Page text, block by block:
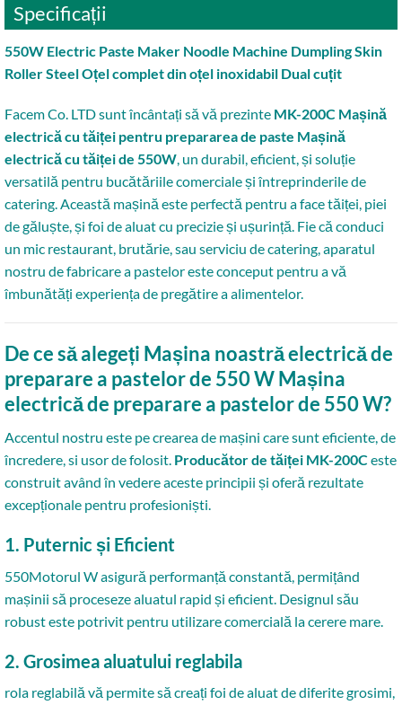
Specificații
550W Electric Paste Maker Noodle Machine Dumpling Skin
Roller Steel Oțel complet din oțel inoxidabil Dual cuțit
Facem Co. LTD sunt încântați să vă prezinte MK-200C Mașină
electrică cu tăiței pentru prepararea de paste Mașină
electrică cu tăiței de 550W, un durabil, eficient, și soluție
versatilă pentru bucătăriile comerciale și întreprinderile de
catering. Această mașină este perfectă pentru a face tăiței, piei
de găluște, și foi de aluat cu precizie și ușurință. Fie că conduci
un mic restaurant, brutărie, sau serviciu de catering, aparatul
nostru de fabricare a pastelor este conceput pentru a vă
îmbunătăți experiența de pregătire a alimentelor.
De ce să alegeți Mașina noastră electrică de
preparare a pastelor de 550 W Mașina
electrică de preparare a pastelor de 550 W?
Accentul nostru este pe crearea de mașini care sunt eficiente, de
încredere, si usor de folosit. Producător de tăiței MK-200Ceste
construit având în vedere aceste principii și oferă rezultate
excepționale pentru profesioniști.
1. Puternic și Eficient
550Motorul W asigură performanță constantă, permițând
mașinii să proceseze aluatul rapid și eficient. Designul său
robust este potrivit pentru utilizare comercială la cerere mare.
2. Grosimea aluatului reglabila
rola reglabilă vă permite să creați foi de aluat de diferite grosimi,